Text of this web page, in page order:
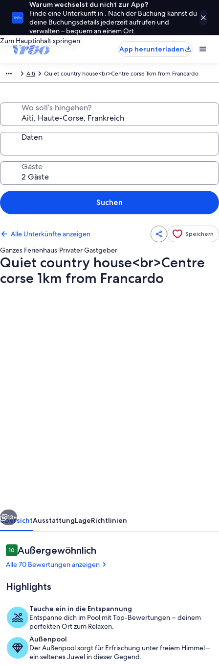
Warum wechselst du nicht zur App?
Finde eine Unterkunft in . Nach der Buchung kannst du
deine Buchungsdetails jederzeit aufrufen und
verwalten – bequem an einem Ort.
Zum Hauptinhalt springen
App herunterladen
Aiti Quiet country house<br>Centre corse 1km from Francardo
Wo soll’s hingehen?
Daten
Gäste
Suchen
Alle Unterkünfte anzeigen Speichern
Ganzes Ferienhaus·Privater Gastgeber
Quiet country house<br>Centre
corse 1km from Francardo
Francardo
Speisen im Freien
Weiter
13+
ÜbersichtAusstattungLageRichtlinien
Bewertungen
1010 von 10.
Außergewöhnlich
Alle 70 Bewertungen anzeigen
Highlights
Tauche ein in die Entspannung
Entspanne dich im Pool mit Top-Bewertungen − deinem
perfekten Ort zum Relaxen.
Außenpool
Der Außenpool sorgt für Erfrischung unter freiem Himmel –
ein seltenes Juwel in dieser Gegend.